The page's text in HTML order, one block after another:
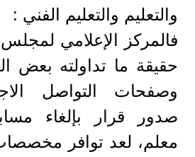
والتعليم والتعليم الفني :
فالمركز الإعلامي
حقيقة ما تداولته بعض
وصفحات التواصل
معلم، لعد توافر